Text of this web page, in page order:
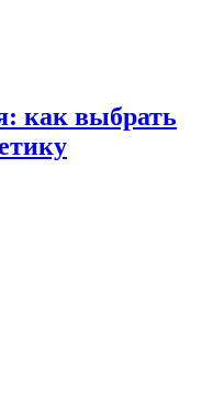
как выбрать